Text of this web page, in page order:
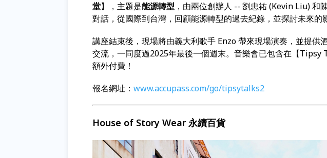
堂】，主題是能源轉型 ，由兩位創辦人 -- 劉忠祐 (Kevin Liu) 和
對話，從國際到台灣，回顧能源轉型的過去紀錄，並探討未來的
講座結束後，現場將由義大利歌手 Enzo 帶來現場演奏，並提供
交流，一同度過2025年最後一個週末。音樂會已包含在【Tipsy
額外付費！
報名網址： www.accupass.com/go/tipsytalks2
House of Story Wear 永續百貨